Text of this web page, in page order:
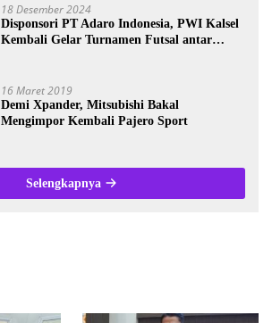
18 Desember 2024
Disponsori PT Adaro Indonesia, PWI Kalsel
Kembali Gelar Turnamen Futsal antar
16 Maret 2019
Demi Xpander, Mitsubishi Bakal
Mengimpor Kembali Pajero Sport
Selengkapnya